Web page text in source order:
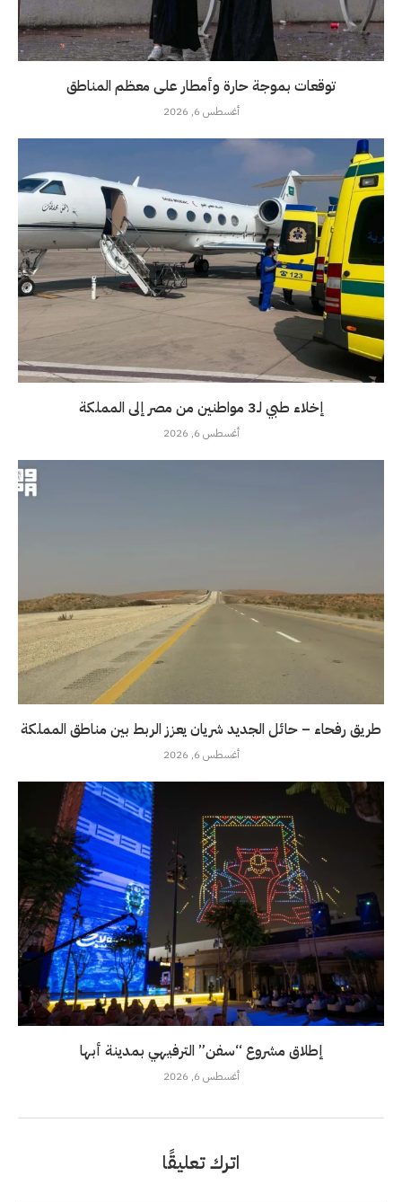
توقعات بموجة حارة وأمطار على معظم المناطق
أغسطس 6, 2026
إخلاء طبي لـ3 مواطنين من مصر إلى المملكة
أغسطس 6, 2026
طريق رفحاء – حائل الجديد شريان يعزز الربط بين مناطق المملكة
أغسطس 6, 2026
إطلاق مشروع “سفن” الترفيهي بمدينة أبها
أغسطس 6, 2026
اترك تعليقًا